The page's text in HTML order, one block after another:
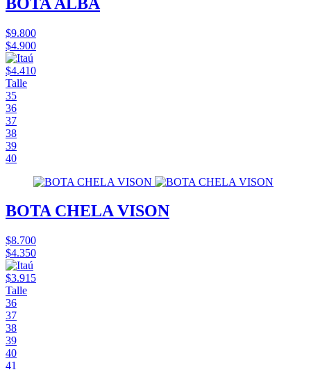
$9.800
$4.900
$4.410
Talle
35
36
37
38
39
40
BOTA CHELA VISON
$8.700
$4.350
$3.915
Talle
36
37
38
39
40
41